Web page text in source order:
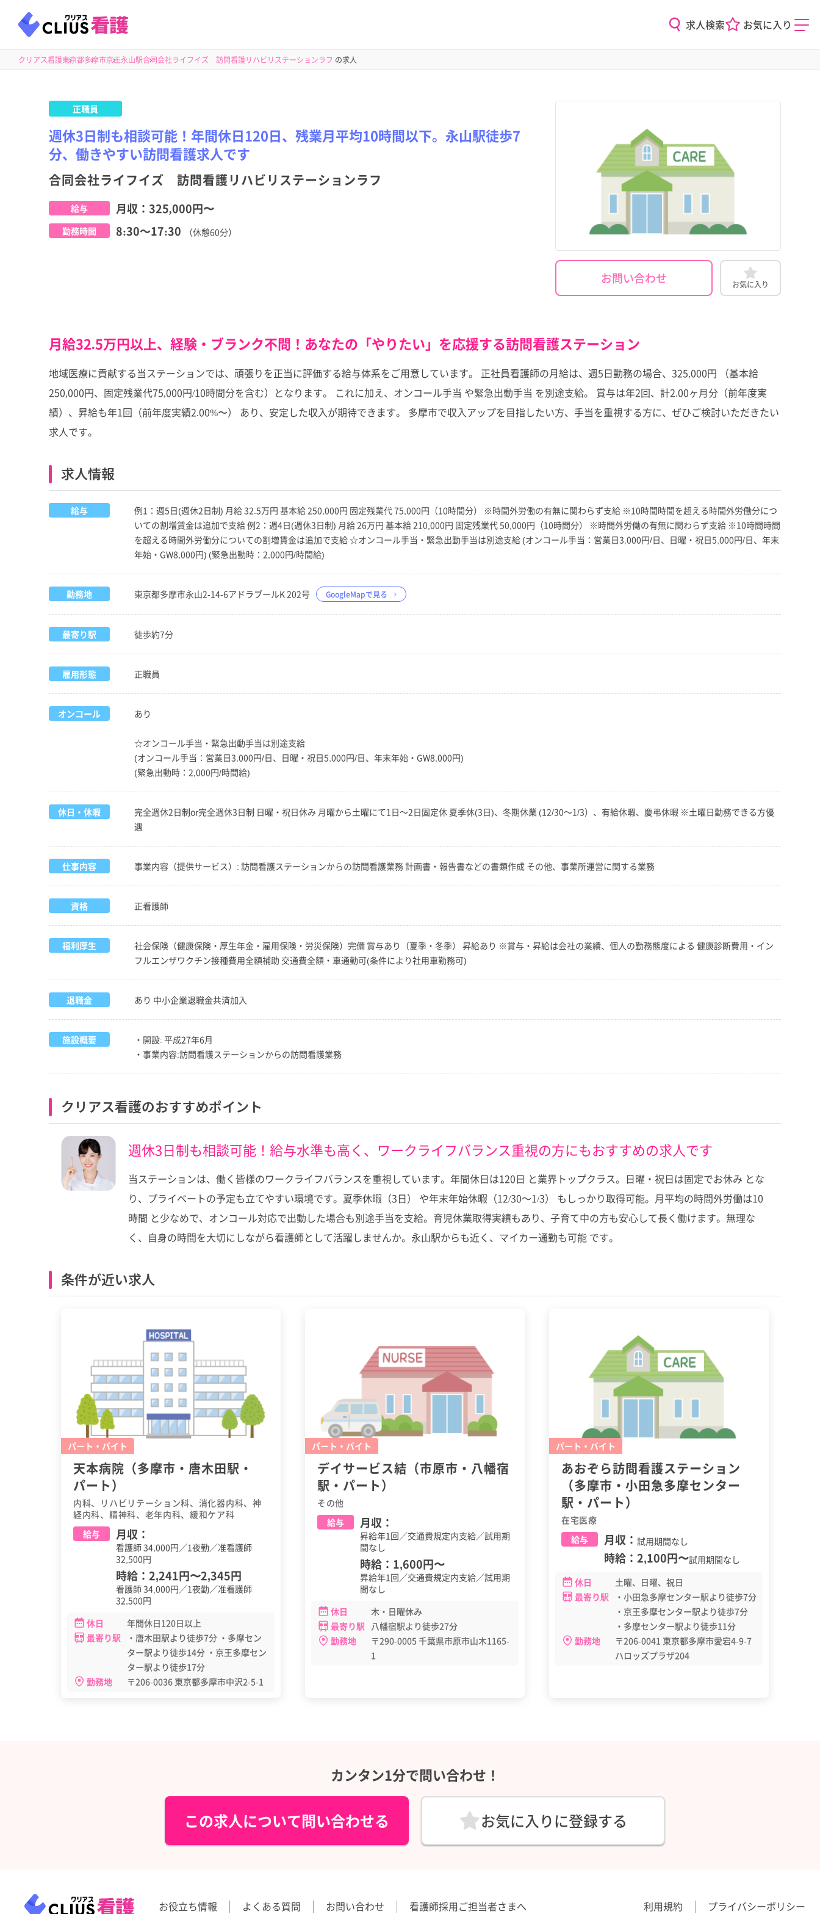
求人検索 お気に入り
クリアス看護東京都多摩市京王永山駅合同会社ライフイズ 訪問看護リハビリステーションラフ の求人
正職員
週休3日制も相談可能！年間休日120日、残業月平均10時間以下。永山駅徒歩7
分、働きやすい訪問看護求人です
合同会社ライフイズ 訪問看護リハビリステーションラフ
お問い合わせ お気に入り
給与 月収： 325,000円〜
勤務時間 8:30～17:30 （休憩60分）
月給32.5万円以上、経験・ブランク不問！あなたの「やりたい」を応援する訪問看護ステーション
地域医療に貢献する当ステーションでは、頑張りを正当に評価する給与体系をご用意しています。 正社員看護師の月給は、週5日勤務の場合、325,000円 （基本給
250,000円、固定残業代75,000円/10時間分を含む）となります。 これに加え、オンコール手当 や緊急出動手当 を別途支給。 賞与は年2回、計2.00ヶ月分（前年度実
績）、昇給も年1回（前年度実績2.00%〜） あり、安定した収入が期待できます。 多摩市で収入アップを目指したい方、手当を重視する方に、ぜひご検討いただきたい
求人です。
求人情報
給与
例1：週5日(週休2日制) 月給 32.5万円 基本給 250,000円 固定残業代 75,000円（10時間分） ※時間外労働の有無に関わらず支給 ※10時間時間を超える時間外労働分につ
いての割増賃金は追加で支給 例2：週4日(週休3日制) 月給 26万円 基本給 210,000円 固定残業代 50,000円（10時間分） ※時間外労働の有無に関わらず支給 ※10時間時間
を超える時間外労働分についての割増賃金は追加で支給 ☆オンコール手当・緊急出動手当は別途支給 (オンコール手当：営業日3,000円/日、日曜・祝日5,000円/日、年末
年始・GW8,000円) (緊急出動時：2,000円/時間給)
勤務地 東京都多摩市永山2-14-6アドラブールK 202号 GoogleMapで見る
最寄り駅 徒歩約7分
雇用形態 正職員
オンコール あり
☆オンコール手当・緊急出動手当は別途支給
(オンコール手当：営業日3,000円/日、日曜・祝日5,000円/日、年末年始・GW8,000円)
(緊急出動時：2,000円/時間給)
休日・休暇
完全週休2日制or完全週休3日制 日曜・祝日休み 月曜から土曜にて1日～2日固定休 夏季休(3日)、冬期休業 (12/30～1/3）、有給休暇、慶弔休暇 ※土曜日勤務できる方優
遇
仕事内容 事業内容（提供サービス）: 訪問看護ステーションからの訪問看護業務 計画書・報告書などの書類作成 その他、事業所運営に関する業務
資格 正看護師
福利厚生
社会保険（健康保険・厚生年金・雇用保険・労災保険）完備 賞与あり（夏季・冬季） 昇給あり ※賞与・昇給は会社の業績、個人の勤務態度による 健康診断費用・イン
フルエンザワクチン接種費用全額補助 交通費全額・車通勤可(条件により社用車勤務可)
退職金 あり 中小企業退職金共済加入
施設概要
・開設: 平成27年6月
・事業内容:訪問看護ステーションからの訪問看護業務
クリアス看護のおすすめポイント
週休3日制も相談可能！給与水準も高く、ワークライフバランス重視の方にもおすすめの求人です
当ステーションは、働く皆様のワークライフバランスを重視しています。年間休日は120日 と業界トップクラス。日曜・祝日は固定でお休み とな
り、プライベートの予定も立てやすい環境です。夏季休暇（3日） や年末年始休暇（12/30～1/3） もしっかり取得可能。月平均の時間外労働は10
時間 と少なめで、オンコール対応で出動した場合も別途手当を支給。育児休業取得実績もあり、子育て中の方も安心して長く働けます。無理な
く、自身の時間を大切にしながら看護師として活躍しませんか。永山駅からも近く、マイカー通勤も可能 です。
条件が近い求人
パート・バイト
天本病院（多摩市・唐木田駅・
パート）
内科、リハビリテーション科、消化器内科、神
経内科、精神科、老年内科、緩和ケア科
給与
月収：
看護師 34,000円／1夜勤／准看護師
32,500円
時給： 2,241円〜2,345円
看護師 34,000円／1夜勤／准看護師
32,500円
休日
年間休日120日以上
最寄り駅
・唐木田駅より徒歩7分 ・多摩セン
ター駅より徒歩14分 ・京王多摩セン
ター駅より徒歩17分
勤務地
〒206-0036 東京都多摩市中沢2-5-1
パート・バイト
デイサービス結（市原市・八幡宿
駅・パート）
その他
給与
月収：
昇給年1回／交通費規定内支給／試用期
間なし
時給： 1,600円〜
昇給年1回／交通費規定内支給／試用期
間なし
休日
木・日曜休み
最寄り駅 八幡宿駅より徒歩27分
勤務地
〒290-0005 千葉県市原市山木1165-
1
パート・バイト
あおぞら訪問看護ステーション
（多摩市・小田急多摩センター
駅・パート）
在宅医療
給与
月収： 試用期間なし
時給： 2,100円〜試用期間なし
休日
土曜、日曜、祝日
最寄り駅
・小田急多摩センター駅より徒歩7分
・京王多摩センター駅より徒歩7分
・多摩センター駅より徒歩11分
勤務地
〒206-0041 東京都多摩市愛宕4-9-7
ハロッズプラザ204
カンタン1分で問い合わせ！
この求人について問い合わせる お気に入りに登録する
お役立ち情報 よくある質問 お問い合わせ 看護師採用ご担当者さまへ 利用規約 プライバシーポリシー